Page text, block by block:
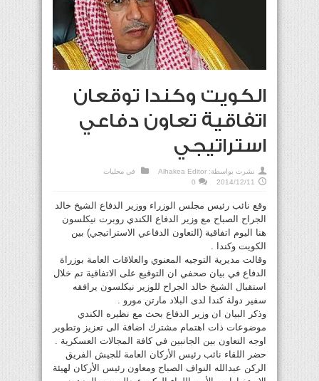
الكويت وكندا توقعان
اتفاقية تعاون دفاعي
استراتيجي
نشرت بواسطة: Alhakea Editor في محليات
2014/12/11
0
وقع نائب رئيس مجلس الوزراء ووزير الدفاع الشيخ خالد
الجراح الصباح مع وزير الدفاع الكندي روبرت نيكلسون
هنا اليوم اتفاقية (التعاون الدفاعي الاستراتيجي) بين
الكويت وكندا .
وقالت مديرية التوجيه المعنوي والعلاقات العامة بوزراة
الدفاع في بيان صحفي ان التوقيع على الاتفاقية تم خلال
استقبال الشيخ خالد الجراح للوزير نيكلسون يرافقه
سفير دولة كندا لدى البلاد مارتن مورو .
وذكر البيان ان وزير الدفاع بحث مع نظيره الكندي
موضوعات ذات اهتمام مشترك اضافة الى تعزيز وتطوير
اوجه التعاون بين الجانبين في كافة المجالات العسكرية .
حضر اللقاء نائب رئيس الأركان العامة للجيش الفريق
الركن عبدالله النواف الصباح ومعاون رئيس الأركان لهيئة